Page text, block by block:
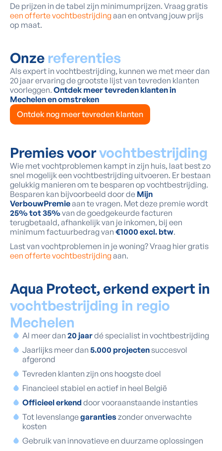
De prijzen in de tabel zijn minimumprijzen. Vraag gratis
een offerte vochtbestrijding aan en ontvang jouw prijs
op maat.
Onze referenties
Als expert in vochtbestrijding, kunnen we met meer dan
20 jaar ervaring de grootste lijst van tevreden klanten
voorleggen. Ontdek meer tevreden klanten in
Mechelen en omstreken
Ontdek nog meer tevreden klanten
Premies voorvochtbestrijding
Wie met vochtproblemen kampt in zijn huis, laat best zo
snel mogelijk een vochtbestrijding uitvoeren. Er bestaan
gelukkig manieren om te besparen op vochtbestrijding.
Besparen kan bijvoorbeeld door de Mijn
VerbouwPremieaan te vragen. Met deze premie wordt
25% tot 35%van de goedgekeurde facturen
terugbetaald, afhankelijk van je inkomen, bij een
minimum factuurbedrag van €1000 excl. btw.
Last van vochtproblemen in je woning? Vraag hier gratis
een offerte vochtbestrijding aan.
Aqua Protect, erkend expert in
vochtbestrijding in regio
Mechelen
Al meer dan 20 jaardé specialist in vochtbestrijding
Jaarlijks meer dan 5.000 projectensuccesvol
afgerond
Tevreden klanten zijn ons hoogste doel
Financieel stabiel en actief in heel België
Officieel erkend door vooraanstaande instanties
Tot levenslangegarantieszonder onverwachte
kosten
Gebruik van innovatieve en duurzame oplossingen